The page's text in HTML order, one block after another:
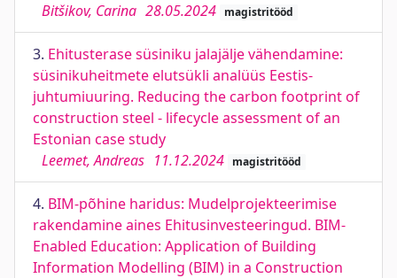
Bitšikov, Carina 28.05.2024 magistritööd
3. Ehitusterase süsiniku jalajälje vähendamine:
süsinikuheitmete elutsükli analüüs Eestis-
juhtumiuuring. Reducing the carbon footprint of
construction steel - lifecycle assessment of an
Estonian case study
Leemet, Andreas 11.12.2024 magistritööd
4. BIM-põhine haridus: Mudelprojekteerimise
rakendamine aines Ehitusinvesteeringud. BIM-
Enabled Education: Application of Building
Information Modelling (BIM) in a Construction